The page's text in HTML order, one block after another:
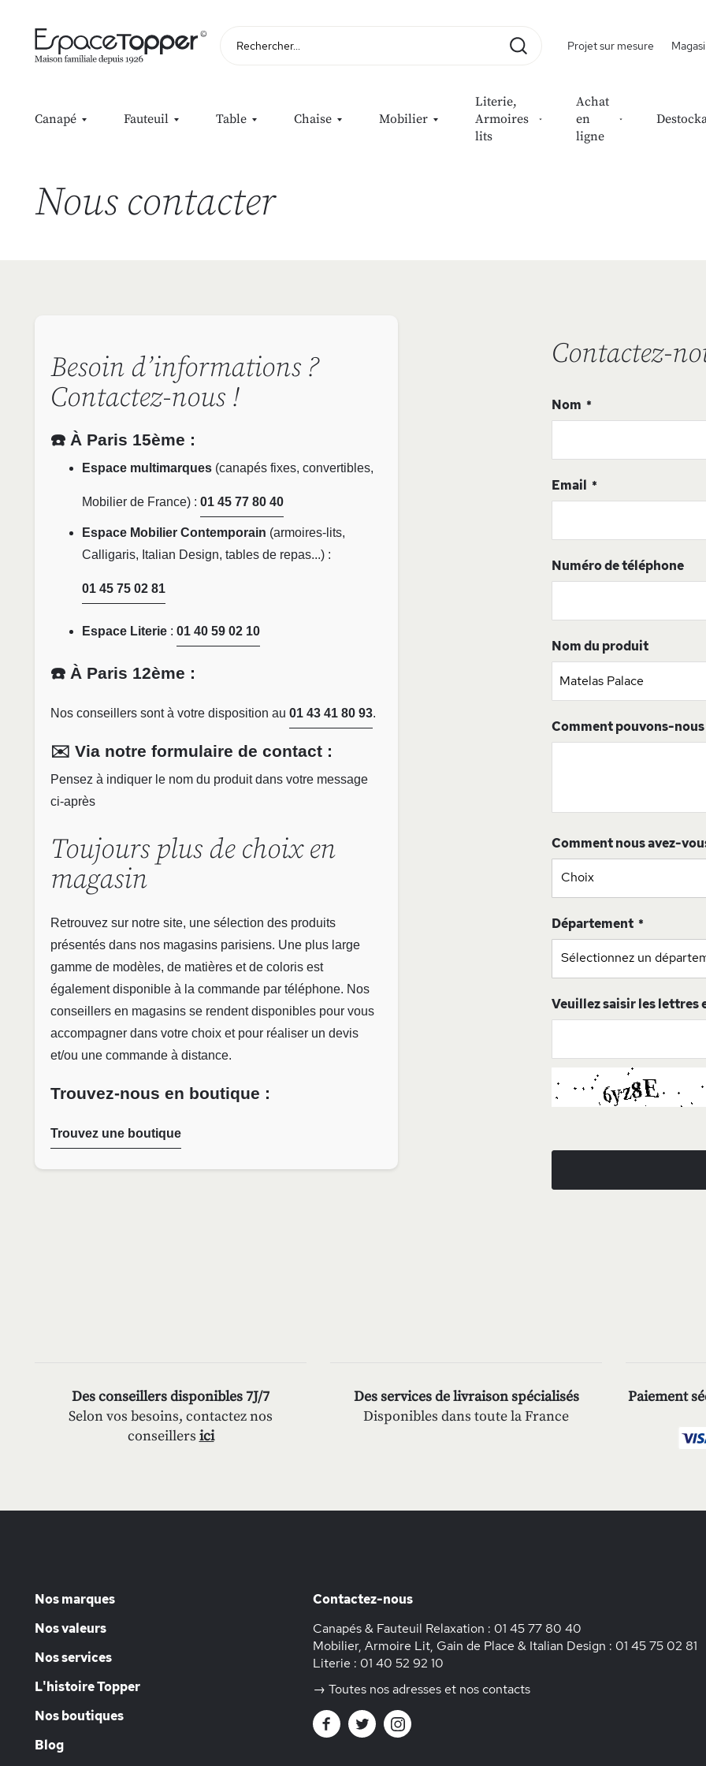
Projet sur mesure
Canapé Fauteuil Table Chaise Mobilier
Literie,
Armoires
lits
Achat
en
ligne
Nous contacter
Besoin d’informations ?
Contactez-nous !
☎️ À Paris 15ème :
Espace multimarques (canapés fixes, convertibles,
Mobilier de France) : 01 45 77 80 40
Espace Mobilier Contemporain (armoires-lits,
Calligaris, Italian Design, tables de repas...) :
01 45 75 02 81
Espace Literie : 01 40 59 02 10
☎️ À Paris 12ème :
Nos conseillers sont à votre disposition au 01 43 41 80 93.
✉️ Via notre formulaire de contact :
Pensez à indiquer le nom du produit dans votre message
ci-après
Toujours plus de choix en
magasin
Retrouvez sur notre site, une sélection des produits
présentés dans nos magasins parisiens. Une plus large
gamme de modèles, de matières et de coloris est
également disponible à la commande par téléphone. Nos
conseillers en magasins se rendent disponibles pour vous
accompagner dans votre choix et pour réaliser un devis
et/ou une commande à distance.
Trouvez-nous en boutique :
Trouvez une boutique
Contactez-
Nom
Email
Numéro de téléphone
Nom du produit
Comment pouvons-nous
Comment nous avez-
Département
Veuillez saisir les lettres
Des conseillers disponibles 7J/7
Selon vos besoins, contactez nos
conseillers ici
Des services de livraison spécialisés
Disponibles dans toute la France
Paiement
Nos marques
Nos valeurs
Nos services
L'histoire Topper
Nos boutiques
Blog
Contactez-nous
Canapés & Fauteuil Relaxation : 01 45 77 80 40
Mobilier, Armoire Lit, Gain de Place & Italian Design : 01 45 75 02 81
Literie : 01 40 52 92 10
→ Toutes nos adresses et nos contacts